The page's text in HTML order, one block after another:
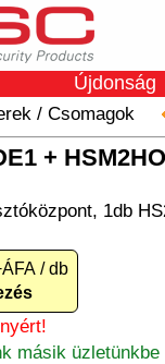
Újdonság
/ Csomagok
+
1db
/ db
másik üzletünkbe